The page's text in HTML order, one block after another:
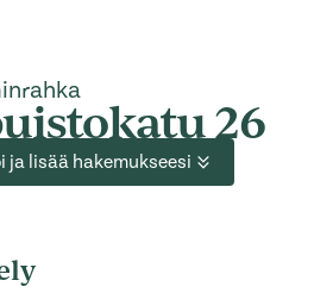
26
lisää hakemukseesi